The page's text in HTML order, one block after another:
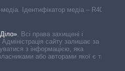
Ідентифікатор медіа – R40-
Всі права захищені і
сайту залишає за
з інформацією, яка
або авторами якої є треті